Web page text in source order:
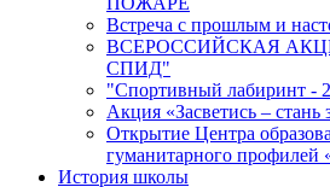
Встреча с прошлым и
ВСЕРОССИЙСКАЯ
СПИД"
"Спортивный лабиринт -
Ак­ция «За­све­тись – стань
Открытие Центра
гуманитарного
История школы